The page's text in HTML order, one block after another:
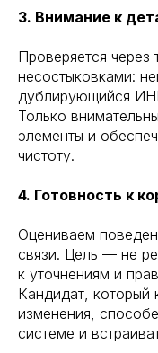
3. Внимание к
Проверяется через
несостыковками:
дублирующийся
Только
элементы и
чистоту.
4. Готовность к
Оцениваем
связи. Цель — не
к уточнениям и
Кандидат, который
изменения,
системе и